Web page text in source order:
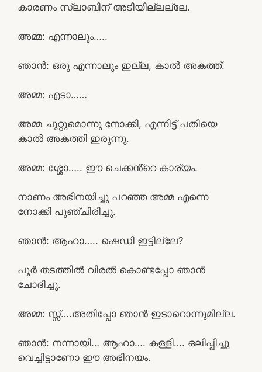
കാരണം സ്ലാബിന് അടിയില്ലല്ലേ.
അമ്മ: എന്നാലും…..
ഞാൻ: ഒരു എന്നാലും ഇല്ല, കാൽ അകത്ത്.
അമ്മ: എടാ……
അമ്മ ചുറ്റുമൊന്നു നോക്കി, എന്നിട്ട് പതിയെ
കാൽ അകത്തി ഇരുന്നു.
അമ്മ: ശ്ശോ….. ഈ ചെക്കൻ്റെ കാര്യം.
നാണം അഭിനയിച്ചു പറഞ്ഞ അമ്മ എന്നെ
നോക്കി പുഞ്ചിരിച്ചു.
ഞാൻ: ആഹാ….. ഷെഡി ഇട്ടില്ലേ?
പൂർ തടത്തിൽ വിരൽ കൊണ്ടപ്പോ ഞാൻ
ചോദിച്ചു.
അമ്മ: സ്സ്‌….അതിപ്പോ ഞാൻ ഇടാറൊന്നുമില്ല.
ഞാൻ: നന്നായി… ആഹാ…. കള്ളി…. ഒലിപ്പിച്ചു
വെച്ചിട്ടാണോ ഈ അഭിനയം.